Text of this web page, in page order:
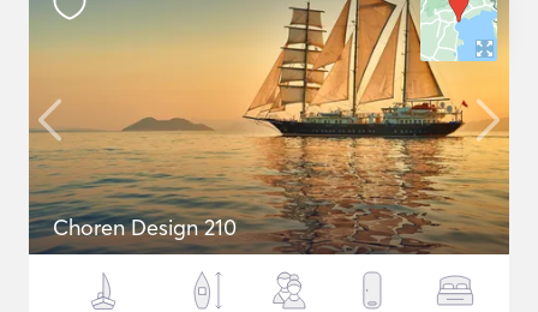
Choren Design 210